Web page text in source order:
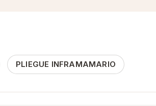
PLIEGUE INFRAMAMARIO